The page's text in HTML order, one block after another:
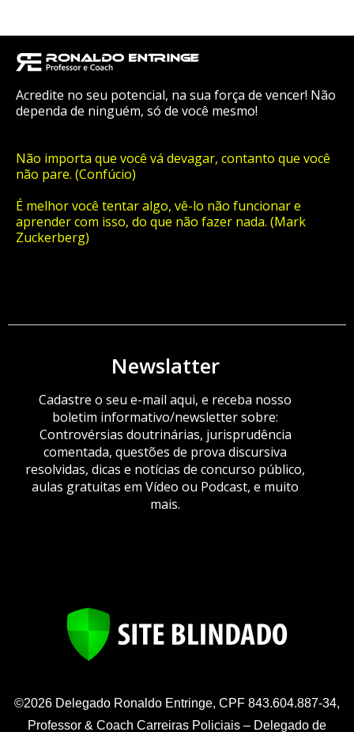
Acredite no seu potencial, na sua força de vencer! Não
dependa de ninguém, só de você mesmo!
Não importa que você vá devagar, contanto que você
não pare. (Confúcio)
É melhor você tentar algo, vê-lo não funcionar e
aprender com isso, do que não fazer nada. (Mark
Zuckerberg)
Newslatter
Cadastre o seu e-mail aqui, e receba nosso
boletim informativo/newsletter sobre:
Controvérsias doutrinárias, jurisprudência
comentada, questões de prova discursiva
resolvidas, dicas e notícias de concurso público,
aulas gratuitas em Vídeo ou Podcast, e muito
mais.
©2026 Delegado Ronaldo Entringe, CPF 843.604.887-34,
Professor & Coach Carreiras Policiais – Delegado de